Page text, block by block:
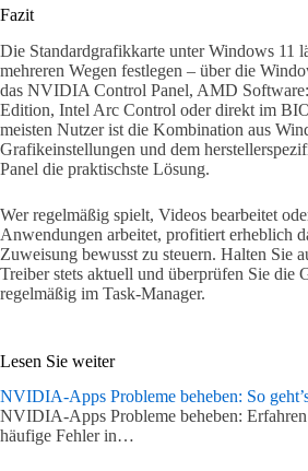
Fazit
Die Standardgrafikkarte unter Windows 11
mehreren Wegen festlegen – über die
das NVIDIA Control Panel, AMD
Edition, Intel Arc Control oder direkt im
meisten Nutzer ist die Kombination aus
Grafikeinstellungen und dem
Panel die praktischste Lösung.
Wer regelmäßig spielt, Videos bearbeitet
Anwendungen arbeitet, profitiert erheblich
Zuweisung bewusst zu steuern. Halten Sie
Treiber stets aktuell und überprüfen Sie die
regelmäßig im Task-Manager.
Lesen Sie weiter
NVIDIA-Apps Probleme beheben: So
NVIDIA-Apps Probleme beheben:
häufige Fehler in…